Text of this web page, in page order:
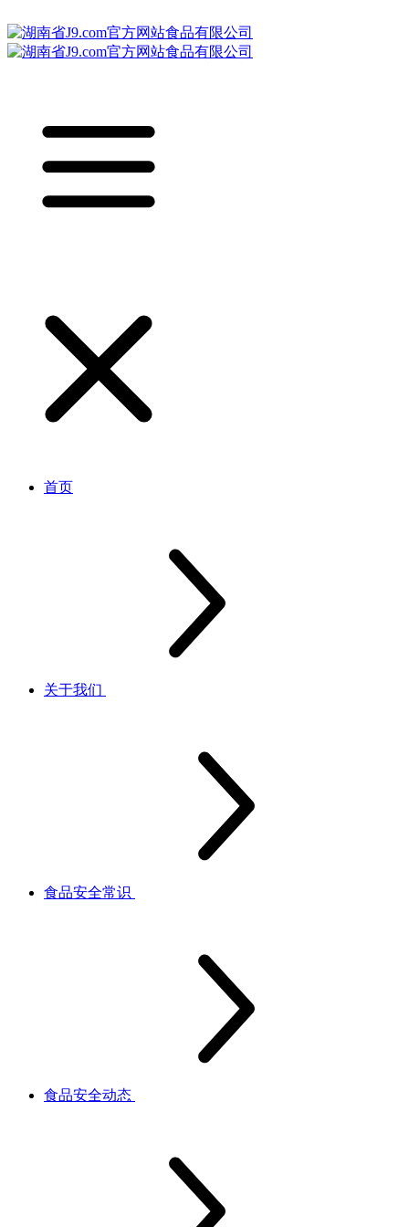
首页
关于我们
食品安全常识
食品安全动态